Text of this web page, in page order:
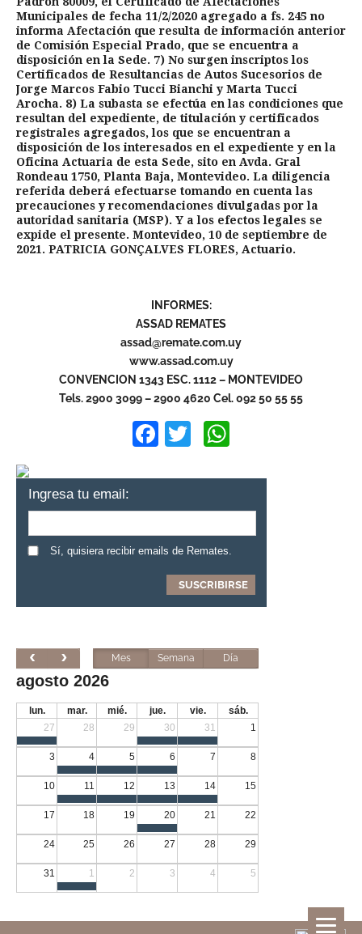
Municipales de fecha 11/2/2020 agregado a fs. 245 no
informa Afectación que resulta de información anterior
de Comisión Especial Prado, que se encuentra a
disposición en la Sede. 7) No surgen inscriptos los
Certificados de Resultancias de Autos Sucesorios de
Jorge Marcos Fabio Tucci Bianchi y Marta Tucci
Arocha. 8) La subasta se efectúa en las condiciones que
resultan del expediente, de titulación y certificados
registrales agregados, los que se encuentran a
disposición de los interesados en el expediente y en la
Oficina Actuaria de esta Sede, sito en Avda. Gral
Rondeau 1750, Planta Baja, Montevideo. La diligencia
referida deberá efectuarse tomando en cuenta las
precauciones y recomendaciones divulgadas por la
autoridad sanitaria (MSP). Y a los efectos legales se
expide el presente. Montevideo, 10 de septiembre de
2021. PATRICIA GONÇALVES FLORES, Actuario.
INFORMES:
ASSAD REMATES
assad@remate.com.uy
www.assad.com.uy
CONVENCION 1343 ESC. 1112 – MONTEVIDEO
Tels. 2900 3099 – 2900 4620 Cel. 092 50 55 55
Facebook
Twitter
Ingresa tu email:
Sí, quisiera recibir emails de Remates.
Mes Semana Día
agosto 2026
lun. mar. mié. jue. vie.
sáb.
27
28 29 30 31 1
3 4 5 6 7 8
10 11 12 13 14 15
17 18 19 20 21 22
24 25 26 27 28 29
31 1 2 3 4 5